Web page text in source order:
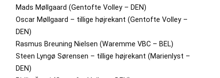
Mads Møllgaard (Gentofte Volley – DEN)
Oscar Møllgaard – tillige højrekant (Gentofte Volley –
DEN)
Rasmus Breuning Nielsen (Waremme VBC – BEL)
Steen Lyngø Sørensen – tillige højrekant (Marienlyst –
DEN)